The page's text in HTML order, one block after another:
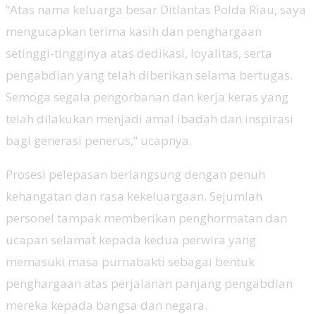
“Atas nama keluarga besar Ditlantas Polda Riau, saya
mengucapkan terima kasih dan penghargaan
setinggi-tingginya atas dedikasi, loyalitas, serta
pengabdian yang telah diberikan selama bertugas.
Semoga segala pengorbanan dan kerja keras yang
telah dilakukan menjadi amal ibadah dan inspirasi
bagi generasi penerus,” ucapnya.
Prosesi pelepasan berlangsung dengan penuh
kehangatan dan rasa kekeluargaan. Sejumlah
personel tampak memberikan penghormatan dan
ucapan selamat kepada kedua perwira yang
memasuki masa purnabakti sebagai bentuk
penghargaan atas perjalanan panjang pengabdian
mereka kepada bangsa dan negara.